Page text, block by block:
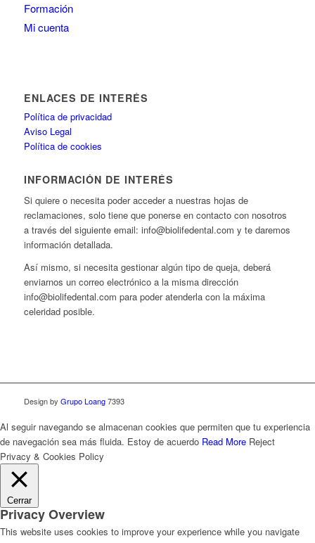
Formación
Mi cuenta
ENLACES DE INTERÉS
Política de privacidad
Aviso Legal
Política de cookies
INFORMACIÓN DE INTERÉS
Si quiere o necesita poder acceder a nuestras hojas de
reclamaciones, solo tiene que ponerse en contacto con nosotros
a través del siguiente email: info@biolifedental.com y te daremos
información detallada.
Así mismo, si necesita gestionar algún tipo de queja, deberá
enviarnos un correo electrónico a la misma dirección
info@biolifedental.com para poder atenderla con la máxima
celeridad posible.
Design by Grupo Loang7393
Al seguir navegando se almacenan cookies que permiten que tu experiencia
de navegación sea más fluida. Estoy de acuerdo Read More Reject
Privacy & Cookies Policy
Cerrar
Privacy Overview
This website uses cookies to improve your experience while you navigate